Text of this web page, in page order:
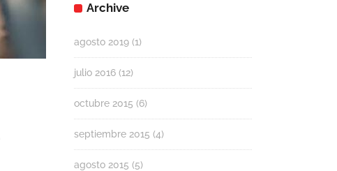
Archive
agosto 2019 (1)
julio 2016 (12)
octubre 2015 (6)
septiembre 2015 (4)
agosto 2015 (5)